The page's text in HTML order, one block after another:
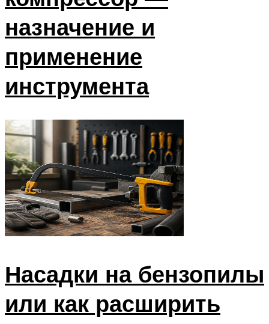
назначение и
применение
инструмента
Насадки на бензопилы
или как расширить